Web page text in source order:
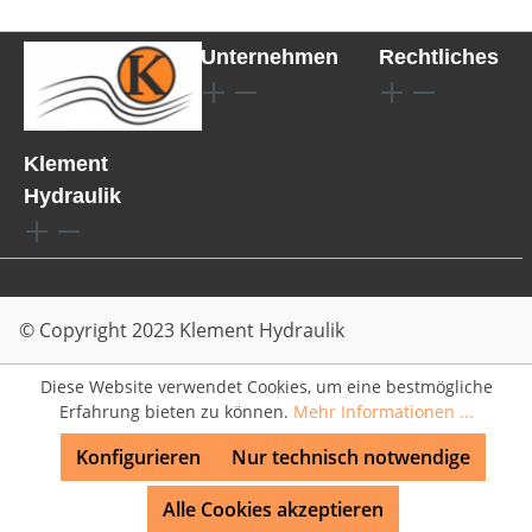
Klement
Hydraulik
Unternehmen Rechtliches
© Copyright 2023 Klement Hydraulik
Diese Website verwendet Cookies, um eine bestmögliche
Erfahrung bieten zu können. Mehr Informationen ...
Nur technisch notwendige
Konfigurieren
Alle Cookies akzeptieren